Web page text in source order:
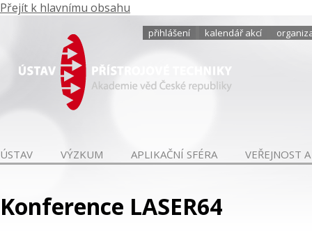
Přejít k hlavnímu obsahu
přihlášení kalendář akcí
ÚSTAV VÝZKUM APLIKAČNÍ SFÉRA VEŘEJNOST
Konference LASER64